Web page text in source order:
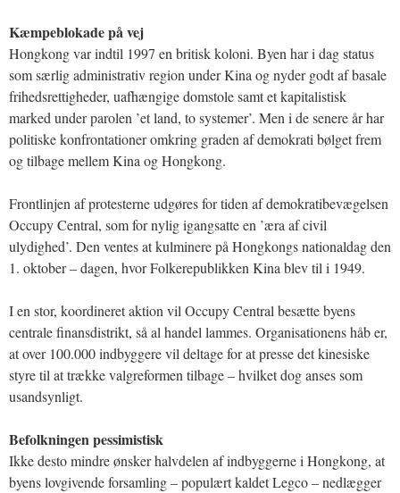
Kæmpeblokade på vej
Hongkong var indtil 1997 en britisk koloni. Byen har i dag status
som særlig administrativ region under Kina og nyder godt af basale
frihedsrettigheder, uafhængige domstole samt et kapitalistisk
marked under parolen ’et land, to systemer’. Men i de senere år har
politiske konfrontationer omkring graden af demokrati bølget frem
og tilbage mellem Kina og Hongkong.
Frontlinjen af protesterne udgøres for tiden af demokratibevægelsen
Occupy Central, som for nylig igangsatte en ’æra af civil
ulydighed’. Den ventes at kulminere på Hongkongs nationaldag den
1. oktober – dagen, hvor Folkerepublikken Kina blev til i 1949.
I en stor, koordineret aktion vil Occupy Central besætte byens
centrale finansdistrikt, så al handel lammes. Organisationens håb er,
at over 100.000 indbyggere vil deltage for at presse det kinesiske
styre til at trække valgreformen tilbage – hvilket dog anses som
usandsynligt.
Befolkningen pessimistisk
Ikke desto mindre ønsker halvdelen af indbyggerne i Hongkong, at
byens lovgivende forsamling – populært kaldet Legco – nedlægger